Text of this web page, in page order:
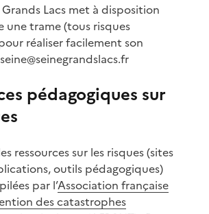
Grands Lacs met à disposition
une trame (tous risques
réaliser facilement son
pédagogiques sur
ressources sur les risques (sites
outils pédagogiques)
par l’Association française
des catastrophes